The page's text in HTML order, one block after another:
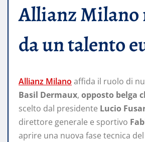
Allianz
da un talento
Allianz Milano affida il ruolo di
Basil Dermaux, opposto belga
scelto dal presidente Lucio
direttore generale e sportivo
aprire una nuova fase tecnica